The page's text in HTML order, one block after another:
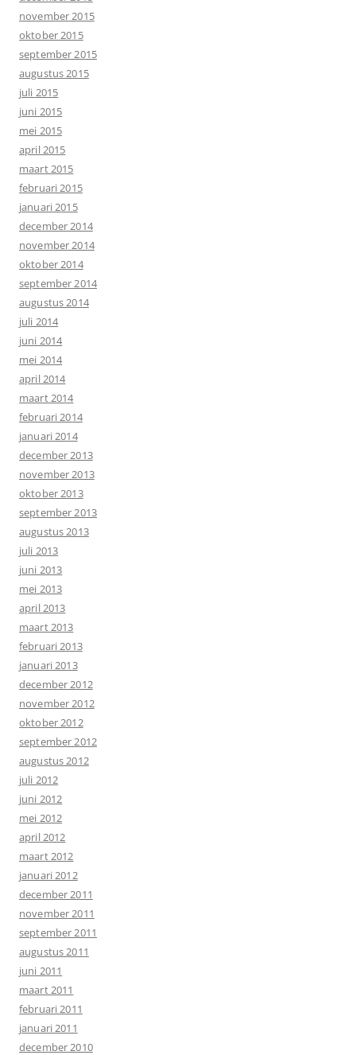
november 2015
oktober 2015
september 2015
augustus 2015
juli 2015
juni 2015
mei 2015
april 2015
maart 2015
februari 2015
januari 2015
december 2014
november 2014
oktober 2014
september 2014
augustus 2014
juli 2014
juni 2014
mei 2014
april 2014
maart 2014
februari 2014
januari 2014
december 2013
november 2013
oktober 2013
september 2013
augustus 2013
juli 2013
juni 2013
mei 2013
april 2013
maart 2013
februari 2013
januari 2013
december 2012
november 2012
oktober 2012
september 2012
augustus 2012
juli 2012
juni 2012
mei 2012
april 2012
maart 2012
januari 2012
december 2011
november 2011
september 2011
augustus 2011
juni 2011
maart 2011
februari 2011
januari 2011
december 2010